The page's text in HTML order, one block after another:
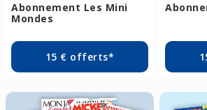
Abonnement Les Mini
Mondes
15 € offerts*